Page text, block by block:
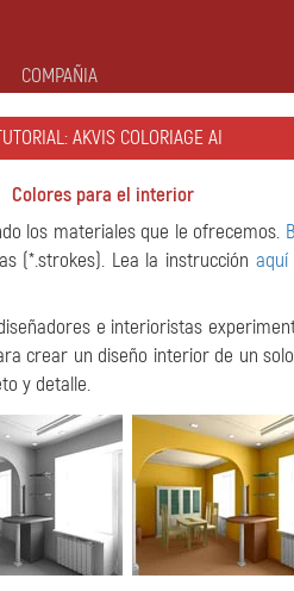
COMPAÑIA
AKVIS COLORIAGE AI
Colores para el interior
los materiales que le ofrecemos.
(*.strokes). Lea la instrucción aquí
e interioristas
crear un diseño interior de un
y detalle.